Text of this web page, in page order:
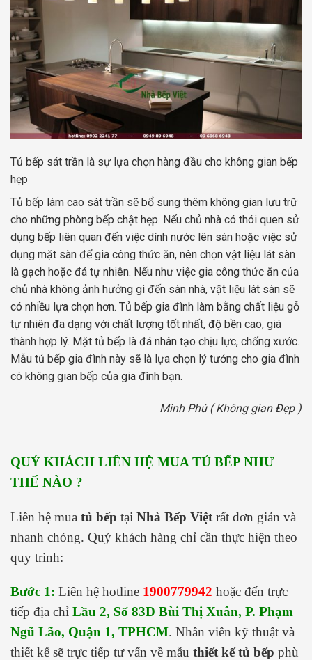
Tủ bếp sát trần là sự lựa chọn hàng đầu cho không gian bếp
hẹp
Tủ bếp làm cao sát trần sẽ bổ sung thêm không gian lưu trữ
cho những phòng bếp chật hẹp. Nếu chủ nhà có thói quen sử
dụng bếp liên quan đến việc dính nước lên sàn hoặc việc sử
dụng mặt sàn để gia công thức ăn, nên chọn vật liệu lát sàn
là gạch hoặc đá tự nhiên. Nếu như việc gia công thức ăn của
chủ nhà không ảnh hưởng gì đến sàn nhà, vật liệu lát sàn sẽ
có nhiều lựa chọn hơn. Tủ bếp gia đình làm bằng chất liệu gỗ
tự nhiên đa dạng với chất lượng tốt nhất, độ bền cao, giá
thành hợp lý. Mặt tủ bếp là đá nhân tạo chịu lực, chống xước.
Mẫu tủ bếp gia đình này sẽ là lựa chọn lý tưởng cho gia đình
có không gian bếp của gia đình bạn.
Minh Phú ( Không gian Đẹp )
QUÝ KHÁCH LIÊN HỆ MUA TỦ BẾP NHƯ
THẾ NÀO ?
Liên hệ mua tủ bếp tại Nhà Bếp Việt rất đơn giản và
nhanh chóng. Quý khách hàng chỉ cần thực hiện theo
quy trình:
Bước 1: Liên hệ hotline 1900779942 hoặc đến trực
tiếp địa chỉ Lầu 2, Số 83D Bùi Thị Xuân, P. Phạm
Ngũ Lão, Quận 1, TPHCM. Nhân viên kỹ thuật và
thiết kế sẽ trực tiếp tư vấn về mẫu thiết kế tủ bếp phù